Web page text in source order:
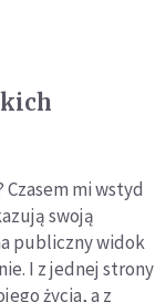
Czasem mi wstyd
swoją
publiczny widok
I z jednej strony
życia, a z